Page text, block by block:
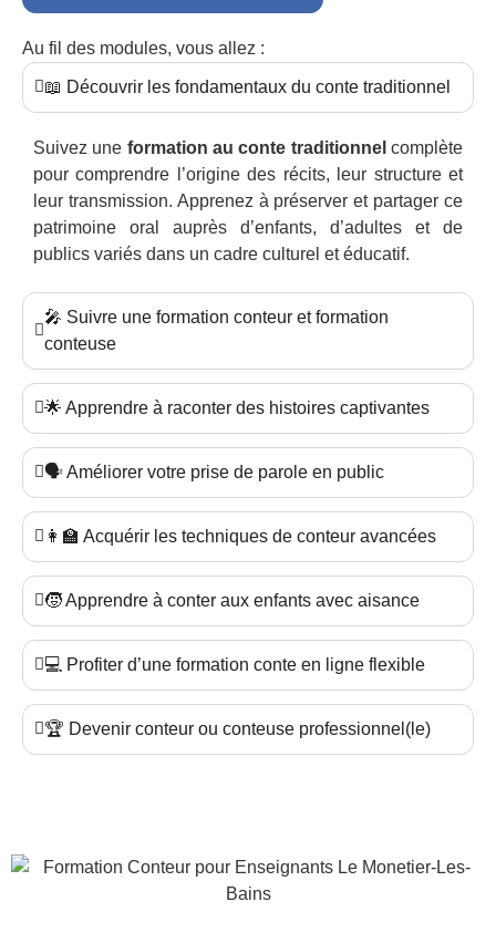
Au fil des modules, vous allez :
📖 Découvrir les fondamentaux du conte traditionnel
Suivez une formation au conte traditionnel complète
pour comprendre l’origine des récits, leur structure et
leur transmission. Apprenez à préserver et partager ce
patrimoine oral auprès d’enfants, d’adultes et de
publics variés dans un cadre culturel et éducatif.
🎤 Suivre une formation conteur et formation
conteuse
🌟 Apprendre à raconter des histoires captivantes
🗣️ Améliorer votre prise de parole en public
👩‍🏫 Acquérir les techniques de conteur avancées
🧒 Apprendre à conter aux enfants avec aisance
💻 Profiter d’une formation conte en ligne flexible
🏆 Devenir conteur ou conteuse professionnel(le)